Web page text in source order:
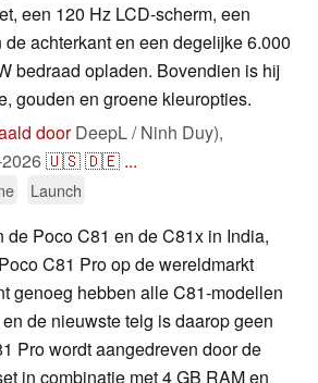
een 120 Hz LCD-scherm, een
achterkant en een degelijke 6.000
bedraad opladen. Bovendien is hij
gouden en groene kleuropties.
doorDeepL / Ninh Duy),
🇺🇸🇩🇪 ...
Launch
de Poco C81 en de C81x in India,
C81 Pro op de wereldmarkt
genoeg hebben alle C81-modellen
de nieuwste telg is daarop geen
Pro wordt aangedreven door de
in combinatie met 4 GB RAM en